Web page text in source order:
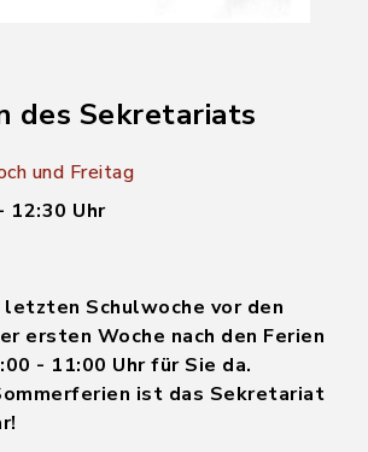
des Sekretariats
und Freitag
12:30 Uhr
Schulwoche vor den
ersten Woche nach den Ferien
- 11:00 Uhr für Sie da.
ist das Sekretariat